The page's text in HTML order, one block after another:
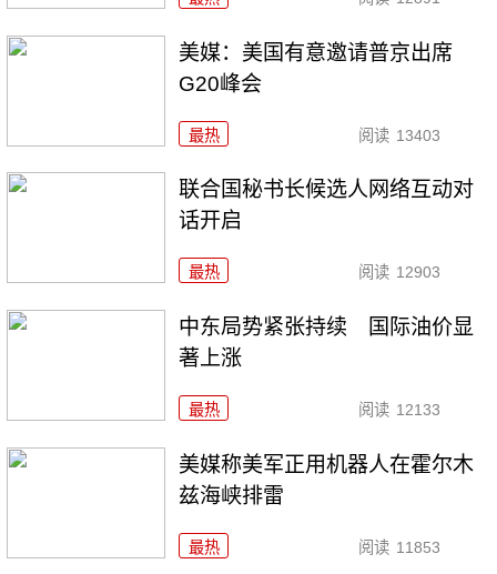
美媒：美国有意邀请普京出席
G20峰会
最热 阅读 13403
联合国秘书长候选人网络互动对
话开启
最热 阅读 12903
中东局势紧张持续 国际油价显
著上涨
最热 阅读 12133
美媒称美军正用机器人在霍尔木
兹海峡排雷
最热 阅读 11853